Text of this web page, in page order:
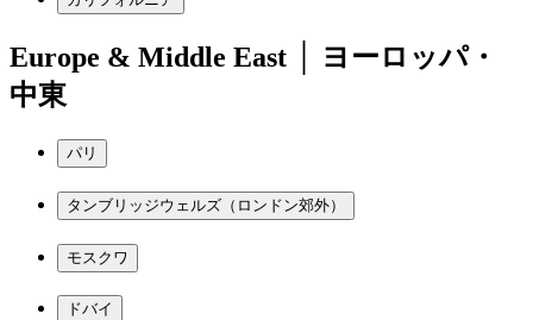
Europe & Middle East │ ヨーロッパ・
中東
パリ
タンブリッジウェルズ（ロンドン郊外）
モスクワ
ドバイ